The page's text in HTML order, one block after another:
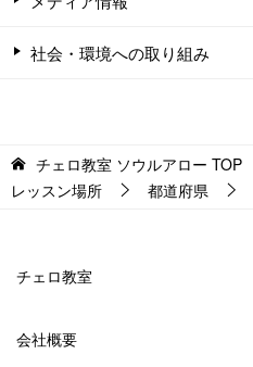
社会・環境への取り組み
チェロ教室 ソウルアロー TOP
レッスン場所
都道府県
チェロ教室
会社概要